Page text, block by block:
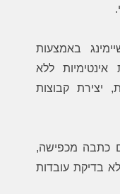
באמצעות
ללא
יצירת קבוצות
כתבה מכפישה,
בדיקת עובדות